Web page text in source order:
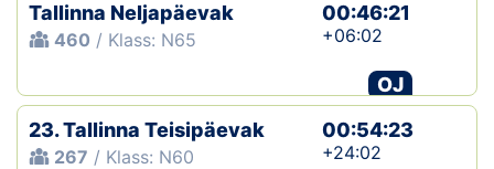
Tallinna Neljapäevak
460 / Klass: N65
00:46:21
+06:02
OJ
23. Tallinna Teisipäevak
267 / Klass: N60
00:54:23
+24:02